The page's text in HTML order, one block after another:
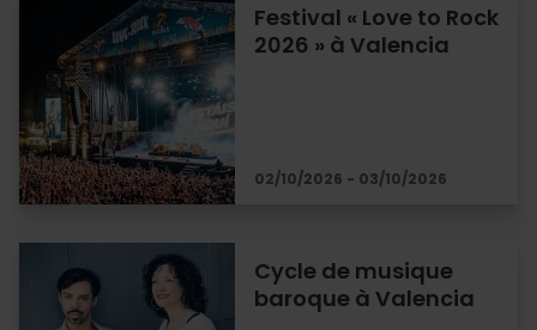
Festival « Love to Rock
2026 » à Valencia
02/10/2026 - 03/10/2026
Cycle de musique
baroque à Valencia